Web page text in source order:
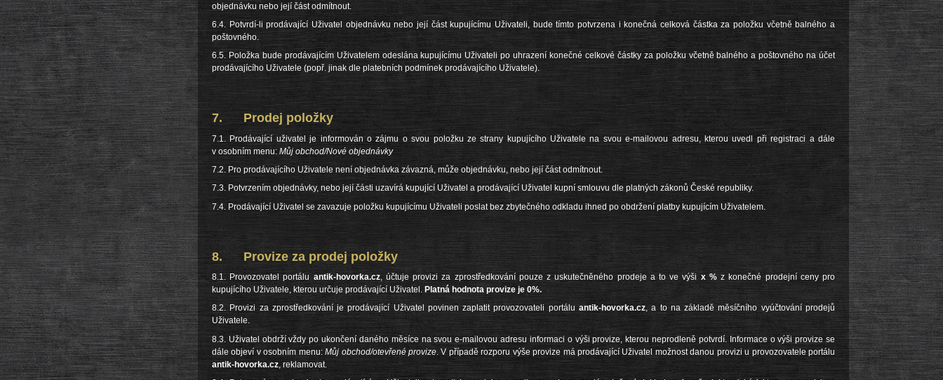
objednávku nebo její část odmítnout.
6.4. Potvrdí-li prodávající Uživatel objednávku nebo její část kupujícímu Uživateli, bude tímto potvrzena i konečná celková částka za položku včetně balného a
poštovného.
6.5. Položka bude prodávajícím Uživatelem odeslána kupujícímu Uživateli po uhrazení konečné celkové částky za položku včetně balného a poštovného na účet
prodávajícího Uživatele (popř. jinak dle platebních podmínek prodávajícího Uživatele).
7. Prodej položky
7.1. Prodávající uživatel je informován o zájmu o svou položku ze strany kupujícího Uživatele na svou e-mailovou adresu, kterou uvedl při registraci a dále
v osobním menu: Můj obchod/Nové objednávky
7.2. Pro prodávajícího Uživatele není objednávka závazná, může objednávku, nebo její část odmítnout.
7.3. Potvrzením objednávky, nebo její části uzavírá kupující Uživatel a prodávající Uživatel kupní smlouvu dle platných zákonů České republiky.
7.4. Prodávající Uživatel se zavazuje položku kupujícímu Uživateli poslat bez zbytečného odkladu ihned po obdržení platby kupujícím Uživatelem.
8. Provize za prodej položky
8.1. Provozovatel portálu antik-hovorka.cz, účtuje provizi za zprostředkování pouze z uskutečněného prodeje a to ve výši x %z konečné prodejní ceny pro
kupujícího Uživatele, kterou určuje prodávající Uživatel. Platná hodnota provize je 0%.
8.2. Provizi za zprostředkování je prodávající Uživatel povinen zaplatit provozovateli portáluantik-hovorka.cz, a to na základě měsíčního vyúčtování prodejů
Uživatele.
8.3. Uživatel obdrží vždy po ukončení daného měsíce na svou e-mailovou adresu informaci o výši provize, kterou neprodleně potvrdí. Informace o výši provize se
dále objeví v osobním menu:Můj obchod/otevřené provize . V případě rozporu výše provize má prodávající Uživatel možnost danou provizi u provozovatele portálu
antik-hovorka.cz , reklamovat.